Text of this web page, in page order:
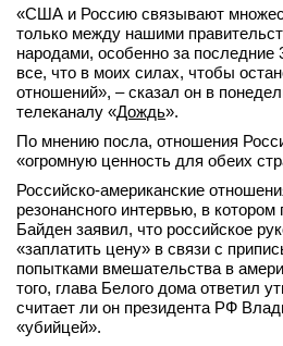
Новости
Интервью
телеграм
Стать автором
Вход
«США и Россию связывают
только между нашими
народами, особенно за последние
все, что в моих силах, чтобы
отношений», – сказал он в
телеканалу «Дождь».
По мнению посла, отношения
«огромную ценность для обеих
Российско-американские
резонансного интервью, в
Байден заявил, что российское
«заплатить цену» в связи с
попытками вмешательства в
того, глава Белого дома ответил
считает ли он президента РФ
«убийцей».